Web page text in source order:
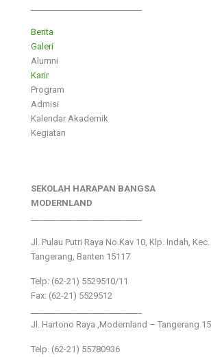
Berita
Galeri
Alumni
Karir
Program
Admisi
Kalendar Akademik
Kegiatan
SEKOLAH HARAPAN BANGSA
MODERNLAND
Jl. Pulau Putri Raya No.Kav 10, Klp. Indah,
Tangerang, Banten 15117
Telp: (62-21) 5529510/11
Fax: (62-21) 5529512
Jl. Hartono Raya ,Modernland – Tangerang
Telp. (62-21) 55780936